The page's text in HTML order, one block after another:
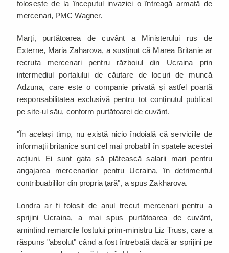
folosește de la începutul invaziei o întreagă armată de
mercenari, PMC Wagner.
Marți, purtătoarea de cuvânt a Ministerului rus de
Externe, Maria Zaharova, a susținut că Marea Britanie ar
recruta mercenari pentru războiul din Ucraina prin
intermediul portalului de căutare de locuri de muncă
Adzuna, care este o companie privată și astfel poartă
responsabilitatea exclusivă pentru tot conținutul publicat
pe site-ul său, conform purtătoarei de cuvânt.
"În același timp, nu există nicio îndoială că serviciile de
informații britanice sunt cel mai probabil în spatele acestei
acțiuni. Ei sunt gata să plătească salarii mari pentru
angajarea mercenarilor pentru Ucraina, în detrimentul
contribuabililor din propria țară", a spus Zakharova.
Londra ar fi folosit de anul trecut mercenari pentru a
sprijini Ucraina, a mai spus purtătoarea de cuvânt,
amintind remarcile fostului prim-ministru Liz Truss, care a
răspuns "absolut" când a fost întrebată dacă ar sprijini pe